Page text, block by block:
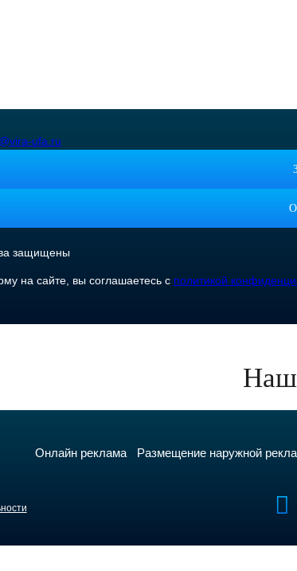
ufa.ru
защищены
на сайте, вы соглашаетесь с политикой
Онлайн реклама Размещение наружной